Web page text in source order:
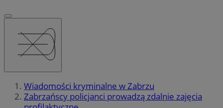
Wiadomości kryminalne w Zabrzu
Zabrzańscy policjanci prowadzą zdalnie zajęcia